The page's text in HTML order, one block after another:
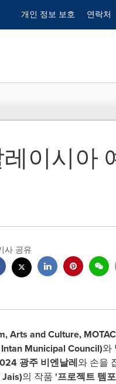
개인 정보 보호 연락처
이시아
사 공유
Arts and Culture,
Municipal Council)와
광주 비엔날레와 손을
의 작품 '프로젝트 템